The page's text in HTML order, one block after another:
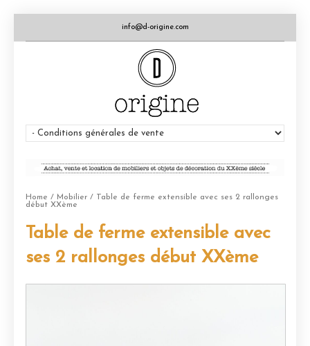
info@d-origine.com
Home / Mobilier / Table de ferme extensible avec ses 2 rallonges
début XXème
Table de ferme extensible avec
ses 2 rallonges début XXème